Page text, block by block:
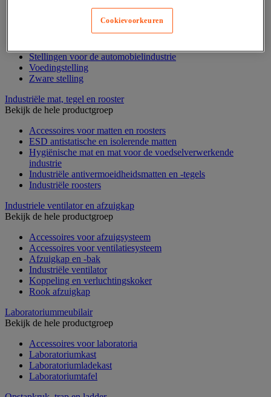
Middelzware stelling
Rek voor haspels en spoelen
Stellingen voor de automobielindustrie
Voedingstelling
Zware stelling
Industriële mat, tegel en rooster
Bekijk de hele productgroep
Accessoires voor matten en roosters
ESD antistatische en isolerende matten
Hygiënische mat en mat voor de voedselverwerkende
industrie
Industriële antivermoeidheidsmatten en -tegels
Industriële roosters
Industriele ventilator en afzuigkap
Bekijk de hele productgroep
Accessoires voor afzuigsysteem
Accessoires voor ventilatiesysteem
Afzuigkap en -bak
Industriële ventilator
Koppeling en verluchtingskoker
Rook afzuigkap
Laboratoriummeubilair
Bekijk de hele productgroep
Accessoires voor laboratoria
Laboratoriumkast
Laboratoriumladekast
Laboratoriumtafel
Cookievoorkeuren